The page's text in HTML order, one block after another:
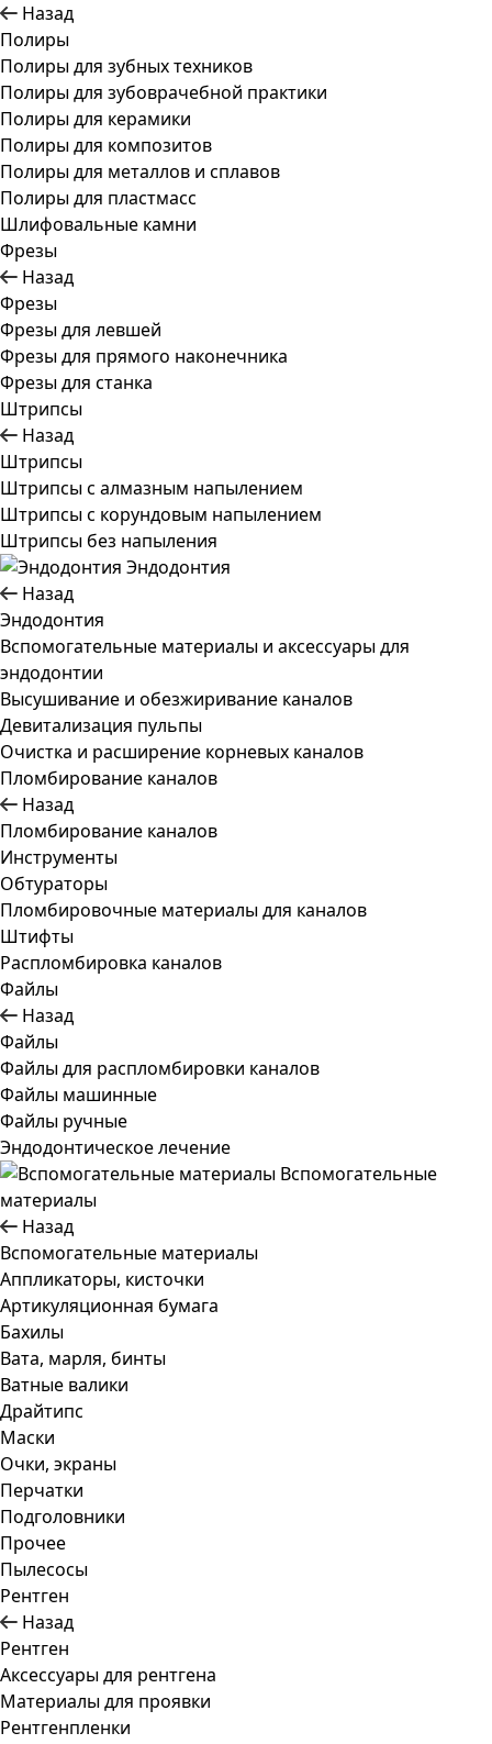
Назад
Полиры
Полиры для зубных техников
Полиры для зубоврачебной практики
Полиры для керамики
Полиры для композитов
Полиры для металлов и сплавов
Полиры для пластмасс
Шлифовальные камни
Фрезы
Назад
Фрезы
Фрезы для левшей
Фрезы для прямого наконечника
Фрезы для станка
Штрипсы
Назад
Штрипсы
Штрипсы c алмазным напылением
Штрипсы c корундовым напылением
Штрипсы без напыления
Эндодонтия
Назад
Эндодонтия
Вспомогательные материалы и аксессуары для
эндодонтии
Высушивание и обезжиривание каналов
Девитализация пульпы
Очистка и расширение корневых каналов
Пломбирование каналов
Назад
Пломбирование каналов
Инструменты
Обтураторы
Пломбировочные материалы для каналов
Штифты
Распломбировка каналов
Файлы
Назад
Файлы
Файлы для распломбировки каналов
Файлы машинные
Файлы ручные
Эндодонтическое лечение
Вспомогательные
материалы
Назад
Вспомогательные материалы
Аппликаторы, кисточки
Артикуляционная бумага
Бахилы
Вата, марля, бинты
Ватные валики
Драйтипс
Маски
Очки, экраны
Перчатки
Подголовники
Прочее
Пылесосы
Рентген
Назад
Рентген
Аксессуары для рентгена
Материалы для проявки
Рентгенпленки